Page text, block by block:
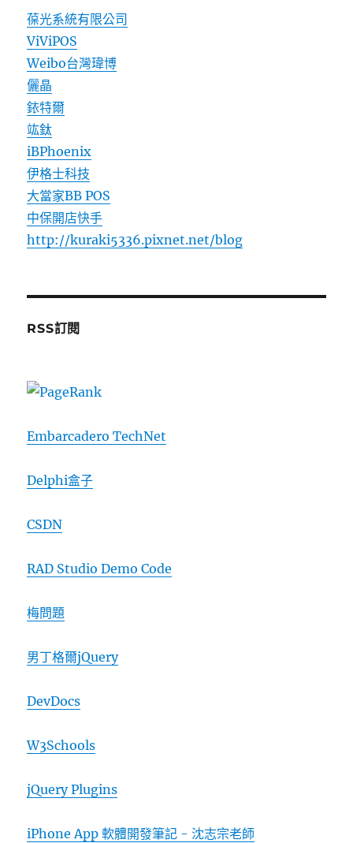
葆光系統有限公司
ViViPOS
Weibo台灣瑋博
儷晶
銥特爾
竑鈦
iBPhoenix
伊格士科技
大當家BB POS
中保開店快手
http://kuraki5336.pixnet.net/blog
RSS訂閱
Embarcadero TechNet
Delphi盒子
CSDN
RAD Studio Demo Code
梅問題
男丁格爾jQuery
DevDocs
W3Schools
jQuery Plugins
iPhone App 軟體開發筆記 - 沈志宗老師